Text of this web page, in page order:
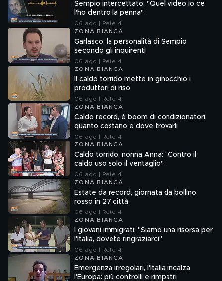
Sempio intercettato: "Quel video io ce
l'ho dentro la penna"
06 ago | Rete 4
ZONA BIANCA
Garlasco, la personalità di Sempio
secondo gli inquirenti
06 ago | Rete 4
ZONA BIANCA
Il caldo torrido mette in ginocchio i
produttori di riso
06 ago | Rete 4
ZONA BIANCA
Caldo record, è boom di condizionatori:
quanto costano e dove trovarli
06 ago | Rete 4
ZONA BIANCA
Caldo torrido, nonna Anna: "Contro il
caldo uso solo il ventaglio"
06 ago | Rete 4
ZONA BIANCA
Estate da record, giornata da bollino
rosso in 27 città
06 ago | Rete 4
ZONA BIANCA
I giovani immigrati: "Siamo una risorsa per
l'Italia, dovete ringraziarci"
06 ago | Rete 4
ZONA BIANCA
Emergenza irregolari, l'Italia incalza
l'Europa: più controlli e rimpatri